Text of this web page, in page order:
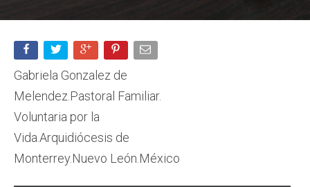
Gabriela Gonzalez de
Melendez.Pastoral Familiar.
Voluntaria por la
Vida.Arquidiócesis de
Monterrey.Nuevo León.México